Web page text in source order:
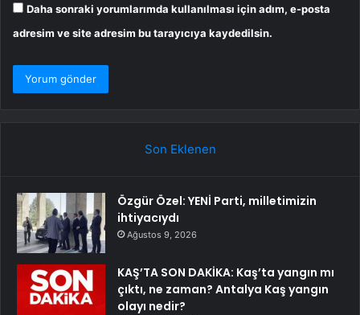
Daha sonraki yorumlarımda kullanılması için adım, e-posta
adresim ve site adresim bu tarayıcıya kaydedilsin.
Son Eklenen
Özgür Özel: YENİ Parti, milletimizin
ihtiyacıydı
Ağustos 9, 2026
KAŞ’TA SON DAKİKA: Kaş’ta yangın mı
çıktı, ne zaman? Antalya Kaş yangın
olayı nedir?